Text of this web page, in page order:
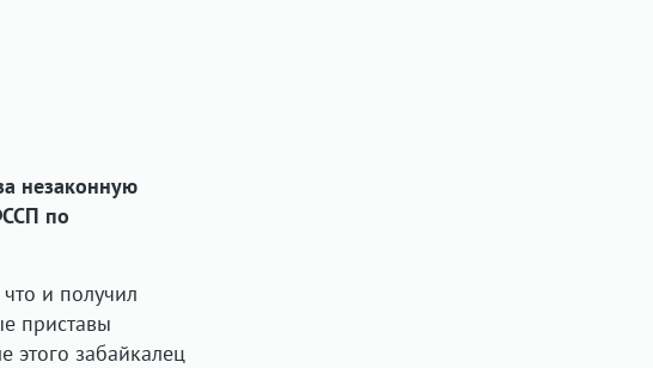
незаконную
по
и получил
приставы
этого забайкалец